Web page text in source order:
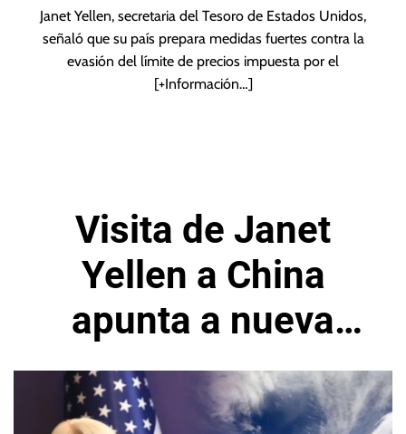
Janet Yellen, secretaria del Tesoro de Estados Unidos,
señaló que su país prepara medidas fuertes contra la
evasión del límite de precios impuesta por el
[+Información…]
Visita de Janet
Yellen a China
apunta a nueva
normalidad con Xi
Jinping